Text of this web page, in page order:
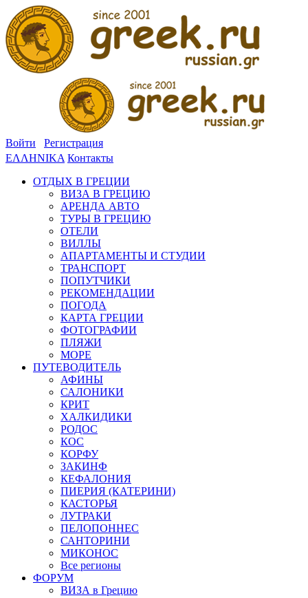
Войти
Регистрация
ΕΛΛΗΝΙΚΑ Контакты
ОТДЫХ В ГРЕЦИИ
ВИЗА В ГРЕЦИЮ
АРЕНДА АВТО
ТУРЫ В ГРЕЦИЮ
ОТЕЛИ
ВИЛЛЫ
АПАРТАМЕНТЫ И СТУДИИ
ТРАНСПОРТ
ПОПУТЧИКИ
РЕКОМЕНДАЦИИ
ПОГОДА
КАРТА ГРЕЦИИ
ФОТОГРАФИИ
ПЛЯЖИ
МОРЕ
ПУТЕВОДИТЕЛЬ
АФИНЫ
САЛОНИКИ
КРИТ
ХАЛКИДИКИ
РОДОС
КОС
КОРФУ
ЗАКИНФ
КЕФАЛОНИЯ
ПИЕРИЯ (КАТЕРИНИ)
КАСТОРЬЯ
ЛУТРАКИ
ПЕЛОПОННЕС
САНТОРИНИ
МИКОНОС
Все регионы
ФОРУМ
ВИЗА в Грецию